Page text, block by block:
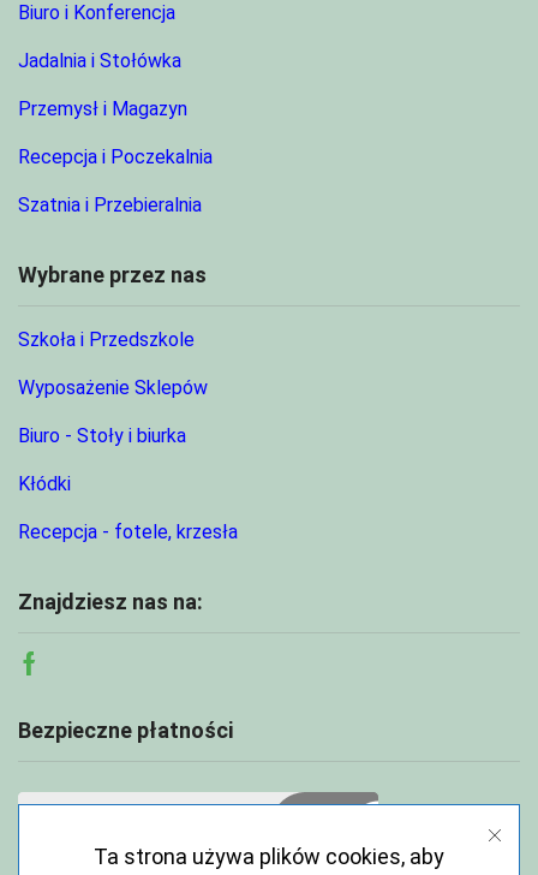
Biuro i Konferencja
Jadalnia i Stołówka
Przemysł i Magazyn
Recepcja i Poczekalnia
Szatnia i Przebieralnia
Wybrane przez nas
Szkoła i Przedszkole
Wyposażenie Sklepów
Biuro - Stoły i biurka
Kłódki
Recepcja - fotele, krzesła
Znajdziesz nas na:
Facebook
Bezpieczne płatności
Ta strona używa plików cookies, aby